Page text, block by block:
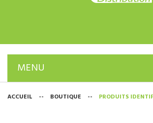
MENU
PRODUIT SANITAIRE.COM
ACCUEIL -- BOUTIQUE -- PRODUITS